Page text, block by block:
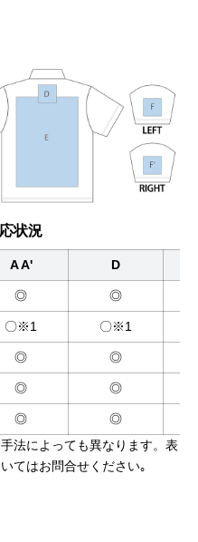
状況
A A' D
◎ ◎
〇※1 〇※1
◎ ◎
◎ ◎
◎
◎
法によっても異なります。表
てはお問合せください｡